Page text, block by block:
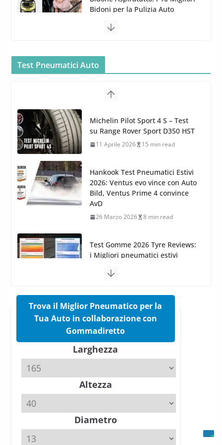
5 Maggio 2022 2 min read
Car Care
26 Marzo 2025 2 min read
Azoto
26 Marzo 2025 2 min read
Test Pneumatici Auto
Hankook Test Pneumatici Estivi
2026: Ventus evo vince con Auto
Bild, Ventus Prime 4 convince
Test Gomme 2026 Tyre Reviews:
i Migliori pneumatici estivi
sportivi a confronto
Pirelli Cinturato 2026: due
confermano il salto tecnico del
Pirelli P Zero Trofeo RS: per
slick da battere
Michelin Pilot Sport 4 S – Test
su Range Rover Sport D350 HST
11 Aprile 2026 15 min read
Trova il Miglior Pneumatico per la
Tua Auto in collaborazione con
Gommadiretto
Larghezza
Altezza
Diametro